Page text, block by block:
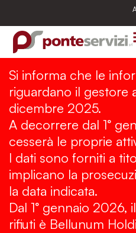
contenuto
Si informa che le
riguardano il gestore
dicembre 2025.
A decorrere dal 1°
cesserà le proprie
I dati sono forniti a
implicano la
la data indicata.
Dal 1° gennaio
rifiuti è Bellunum